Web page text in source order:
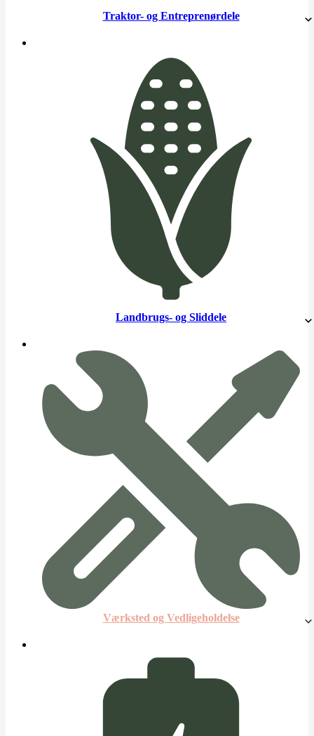
Traktor- og Entreprenørdele
Landbrugs- og Sliddele
Værksted og Vedligeholdelse